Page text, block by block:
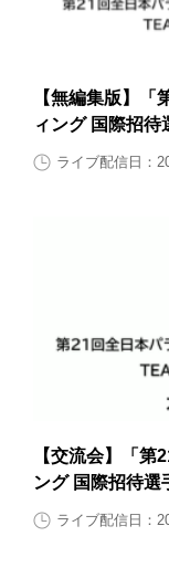
【無編集版】
ィング 国際招
ート観戦会【大
ライブ配信日：
【交流会】「第
ング 国際招待
ト観戦会
ライブ配信日：